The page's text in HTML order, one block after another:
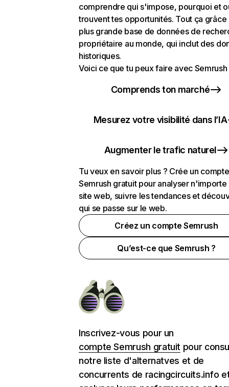
comprendre qui s'impose, pourquoi et
trouvent tes opportunités. Tout ça grâce
plus grande base de données de
propriétaire au monde, qui inclut des
historiques.
Voici ce que tu peux faire avec Semrush
Comprends ton marché
Mesurez votre visibilité dans l’IA
Augmenter le trafic naturel
Tu veux en savoir plus ? Crée un compte
Semrush gratuit pour analyser n'importe
site web, suivre les tendances et
qui se passe sur le web.
Créez un compte Semrush
Qu’est-ce que Semrush ?
Inscrivez-vous pour un
compte Semrush gratuit pour
notre liste d'alternatves et de
concurrents de racingcircuits.info